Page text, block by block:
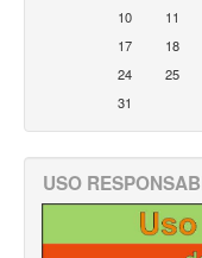
10
11
17
18
24
25
31
USO